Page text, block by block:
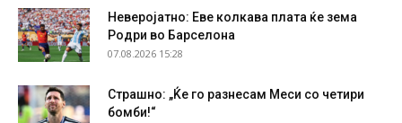
Неверојатно: Еве колкава плата ќе зема
Родри во Барселона
07.08.2026 15:28
Страшно: „Ќе го разнесам Меси со четири
бомби!“